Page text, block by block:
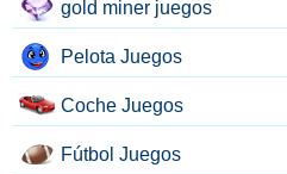
gold miner juegos
Pelota Juegos
Coche Juegos
Fútbol Juegos